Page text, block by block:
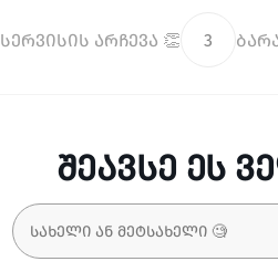
სერვისის არჩევა 👏 3
შეავსე ეს